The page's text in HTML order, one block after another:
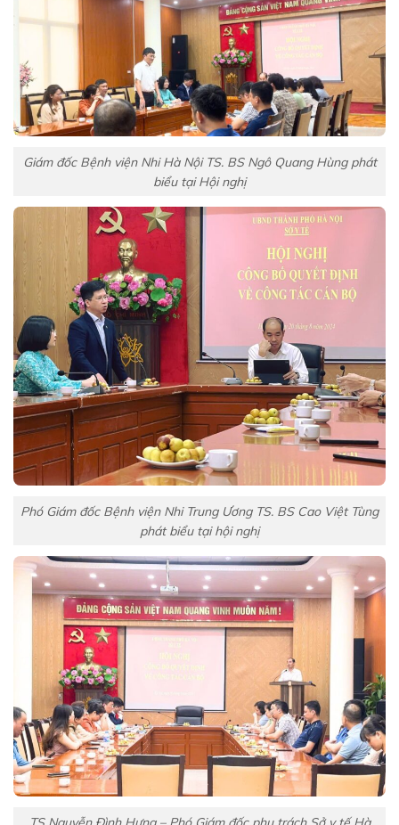
Giám đốc Bệnh viện Nhi Hà Nội TS. BS Ngô Quang Hùng phát
biểu tại Hội nghị
Phó Giám đốc Bệnh viện Nhi Trung Ương TS. BS Cao Việt Tùng
phát biểu tại hội nghị